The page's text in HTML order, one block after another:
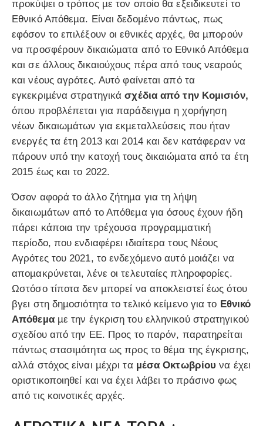
προκύψει ο τρόπος µε τον οποίο θα εξειδικευτεί το
Εθνικό Απόθεµα. Είναι δεδοµένο πάντως, πως
εφόσον το επιλέξουν οι εθνικές αρχές, θα µπορούν
να προσφέρουν δικαιώµατα από το Εθνικό Απόθεµα
και σε άλλους δικαιούχους πέρα από τους νεαρούς
και νέους αγρότες. Αυτό φαίνεται από τα
εγκεκριµένα στρατηγικάσχέδια από την Κοµισιόν,
όπου προβλέπεται για παράδειγµα η χορήγηση
νέων δικαιωµάτων για εκµεταλλεύσεις που ήταν
ενεργές τα έτη 2013 και 2014 και δεν κατάφεραν να
πάρουν υπό την κατοχή τους δικαιώµατα από τα έτη
2015 έως και το 2022.
Όσον αφορά το άλλο ζήτηµα για τη λήψη
δικαιωµάτων από το Απόθεµα για όσους έχουν ήδη
πάρει κάποια την τρέχουσα προγραµµατική
περίοδο, που ενδιαφέρει ιδιαίτερα τους Νέους
Αγρότες του 2021, το ενδεχόµενο αυτό µοιάζει να
αποµακρύνεται, λένε οι τελευταίες πληροφορίες.
Ωστόσο τίποτα δεν µπορεί να αποκλειστεί έως ότου
βγει στη δηµοσιότητα το τελικό κείµενο για το Εθνικό
Απόθεµαµε την έγκριση του ελληνικού στρατηγικού
σχεδίου από την ΕΕ. Προς το παρόν, παρατηρείται
πάντως στασιµότητα ως προς το θέµα της έγκρισης,
αλλά στόχος είναι µέχρι τα µέσα Οκτωβρίου να έχει
οριστικοποιηθεί και να έχει λάβει το πράσινο φως
από τις κοινοτικές αρχές.